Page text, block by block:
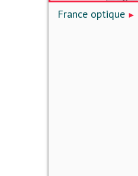
France optique